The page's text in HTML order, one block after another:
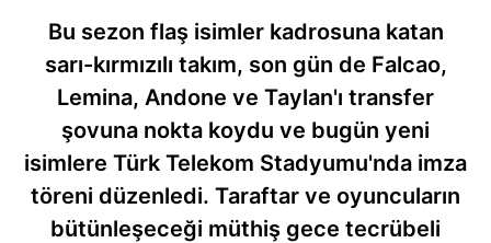
Bu sezon flaş isimler kadrosuna katan
sarı-kırmızılı takım, son gün de Falcao,
Lemina, Andone ve Taylan'ı transfer
şovuna nokta koydu ve bugün yeni
isimlere Türk Telekom Stadyumu'nda imza
töreni düzenledi. Taraftar ve oyuncuların
bütünleşeceği müthiş gece tecrübeli